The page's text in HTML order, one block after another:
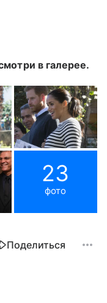
в галерее.
23
фото
Поделиться